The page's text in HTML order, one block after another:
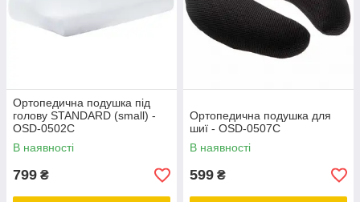
Ортопедична подушка під
голову STANDARD (small) -
OSD-0502C
В наявності
799 ₴
Ортопедична подушка для
шиї - OSD-0507C
В наявності
599 ₴